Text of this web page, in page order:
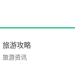
旅游攻略
旅游资讯